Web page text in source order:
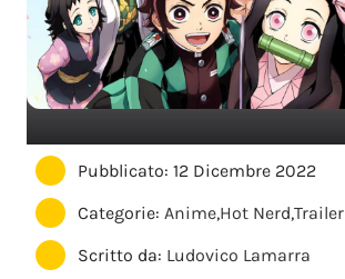
Pubblicato: 12 Dicembre 2022
Categorie:Anime,Hot Nerd,Trailer
Scritto da: Ludovico Lamarra